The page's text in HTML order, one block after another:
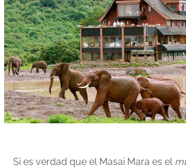
Si es verdad que el Masai Mara es el